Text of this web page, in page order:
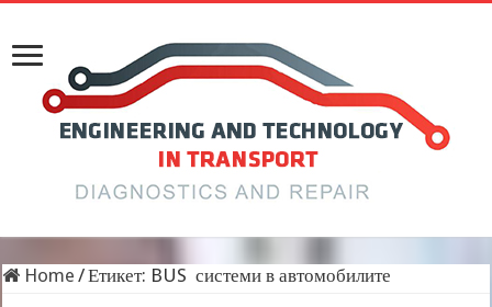
Home /Етикет: BUS системи в автомобилите